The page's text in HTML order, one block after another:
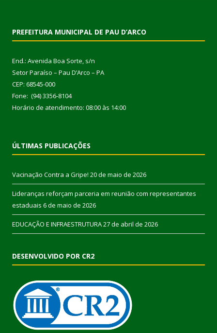
PREFEITURA MUNICIPAL DE PAU D’ARCO
End.: Avenida Boa Sorte, s/n
Setor Paraíso – Pau D’Arco – PA
CEP: 68545-000
Fone: (94) 3356-8104
Horário de atendimento: 08:00 às 14:00
ÚLTIMAS PUBLICAÇÕES
Vacinação Contra a Gripe! 20 de maio de 2026
Lideranças reforçam parceria em reunião com representantes
estaduais 6 de maio de 2026
EDUCAÇÃO E INFRAESTRUTURA27 de abril de 2026
DESENVOLVIDO POR CR2